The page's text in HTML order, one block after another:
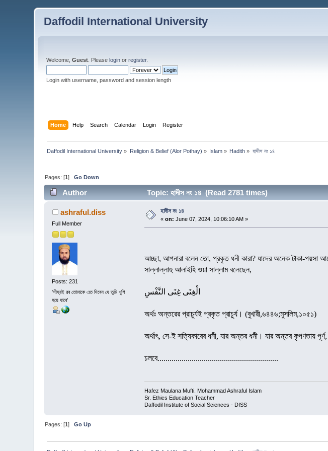
Daffodil International University
Welcome,Guest . Pleaselogin orregister.
Login with username, password and session length
Home Help Search Calendar Login Register
Daffodil International University » Religion & Belief (Alor Pothay) » Islam » Hadith » হাদীস নং ১৪
Pages: [1]Go Down
Author Topic: হাদীস নং ১৪ (Read 2781 times)
ashraful.diss
Full Member
Posts: 231
'শীঘ্রই রব তোমাকে এত দিবেন যে তুমি খুশি
হয়ে যাবে'
হাদীস নং ১৪
«on: June 07, 2024, 10:06:10 AM »
আচ্ছা, আপনারা বলেন তো, প্রকৃত ধনী কারা? যাদের অনেক টাকা-পয়সা আছে
সাল্লাল্লাহু আলাইহি ওয়া সাল্লাম বলেছেন,
الْغِنَى غِنَى النَّفْسِ
অর্থঃ অন্তরের প্রাচুর্যই প্রকৃত প্রাচুর্য। (বুখারী,৬৪৪৬;মুসলিম,১০৫১)
অর্থাৎ, সে-ই সত্যিকারের ধনী, যার অন্তর ধনী। যার অন্তর কৃপণতায়
চলবে............................................................
Hafez Maulana Mufti. Mohammad Ashraful Islam
Sr. Ethics Education Teacher
Daffodil Institute of Social Sciences - DISS
Pages: [1]Go Up